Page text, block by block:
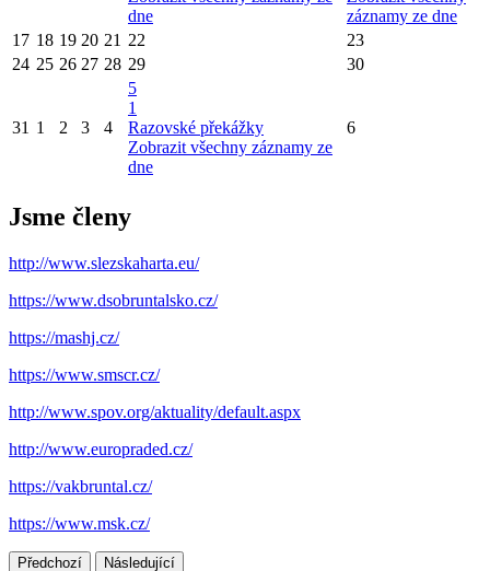
dne
záznamy ze dne
17 18 19 20 21 22
23
24 25 26 27 28 29 30
31 1 2 3 4
5
1
Razovské překážky
Zobrazit všechny záznamy ze
dne
6
Jsme členy
http://www.slezskaharta.eu/
https://www.dsobruntalsko.cz/
https://mashj.cz/
https://www.smscr.cz/
http://www.spov.org/aktuality/default.aspx
http://www.europraded.cz/
https://vakbruntal.cz/
https://www.msk.cz/
Předchozí Následující